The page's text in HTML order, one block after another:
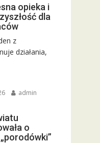
opieka i
dla
z
działania,
admin
o